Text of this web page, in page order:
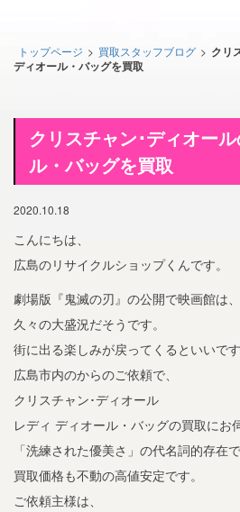
トップページ > 買取スタッフブログ > クリ
ディオール・バッグを買取
クリスチャン･ディオー
ル・バッグを買取
2020.10.18
こんにちは、
広島のリサイクルショップくんです。
劇場版『鬼滅の刃』の公開で映画館は、
久々の大盛況だそうです。
街に出る楽しみが戻ってくるといいです
広島市内のからのご依頼で、
クリスチャン･ディオール
レディ ディオール・バッグの買取にお
「洗練された優美さ」の代名詞的存在で
買取価格も不動の高値安定です。
ご依頼主様は、